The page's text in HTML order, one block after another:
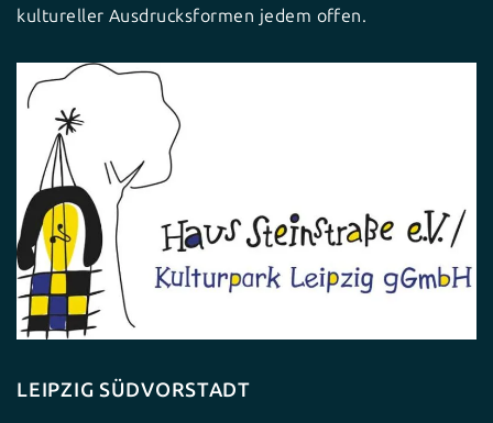
kultureller Ausdrucksformen jedem offen.
LEIPZIG SÜDVORSTADT